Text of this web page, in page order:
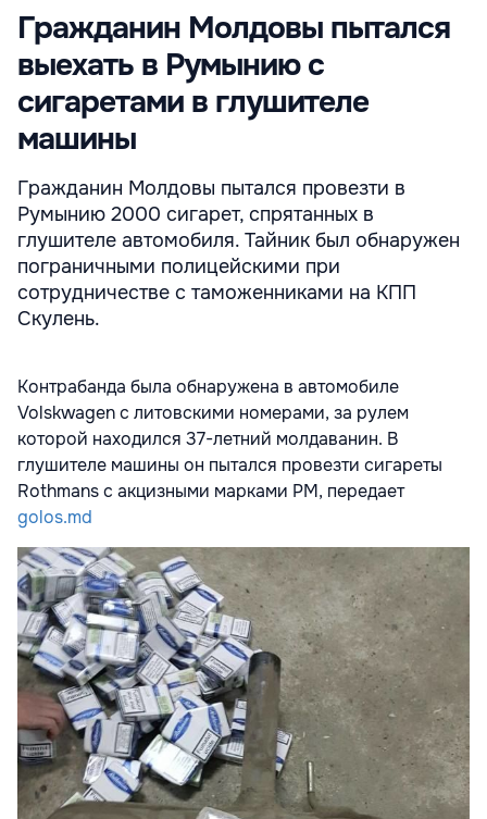
Гражданин Молдовы пытался
выехать в Румынию с
сигаретами в глушителе
машины
Гражданин Молдовы пытался провезти в
Румынию 2000 сигарет, спрятанных в
глушителе автомобиля. Тайник был обнаружен
пограничными полицейскими при
сотрудничестве с таможенниками на КПП
Скулень.
Контрабанда была обнаружена в автомобиле
Volskwagen с литовскими номерами, за рулем
которой находился 37-летний молдаванин. В
глушителе машины он пытался провезти сигареты
Rothmans с акцизными марками РМ, передает
golos.md